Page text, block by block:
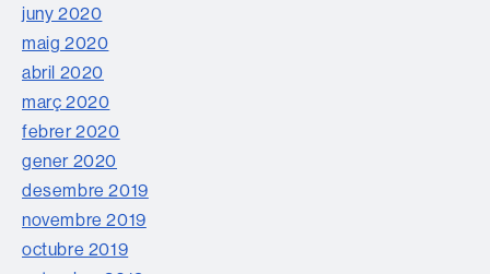
juny 2020
maig 2020
abril 2020
març 2020
febrer 2020
gener 2020
desembre 2019
novembre 2019
octubre 2019